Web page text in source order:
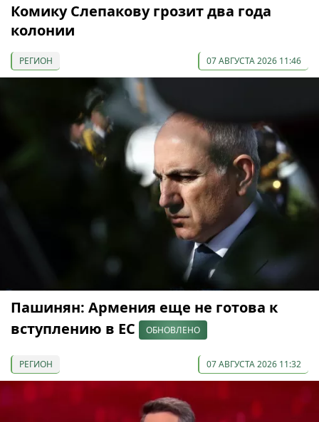
Комику Слепакову грозит два года
колонии
РЕГИОН 07 АВГУСТА 2026 11:46
Пашинян: Армения еще не готова к
вступлению в ЕС
ОБНОВЛЕНО
РЕГИОН 07 АВГУСТА 2026 11:32